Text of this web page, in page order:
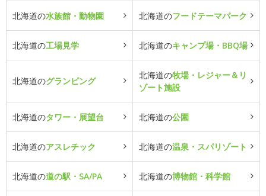
北海道の水族館・動物園 北海道のフードテーマパーク
北海道の工場見学 北海道のキャンプ場・BBQ場
北海道のグランピング
北海道の牧場・レジャー＆リ
ゾート施設
北海道のタワー・展望台 北海道の公園
北海道のアスレチック 北海道の温泉・スパリゾート
北海道の道の駅・SA/PA 北海道の博物館・科学館